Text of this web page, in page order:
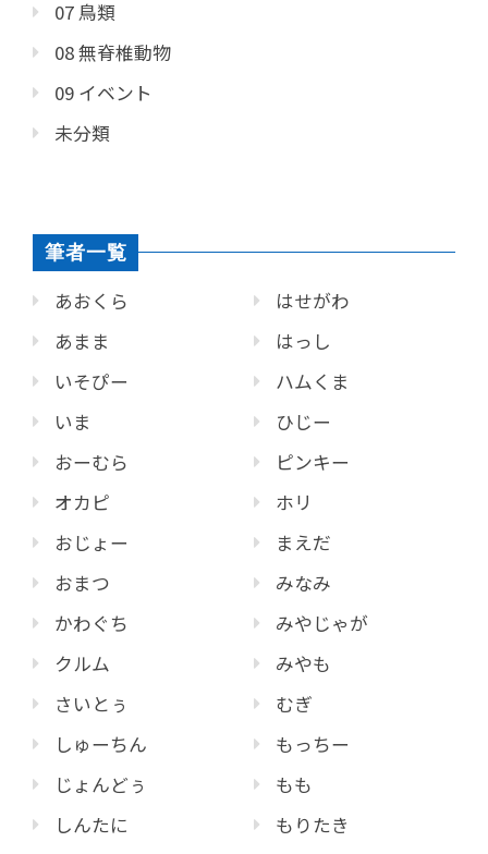
07 鳥類
08 無脊椎動物
09 イベント
未分類
筆者一覧
あおくら
あまま
いそぴー
いま
おーむら
オカピ
おじょー
おまつ
かわぐち
クルム
さいとぅ
しゅーちん
じょんどぅ
しんたに
はせがわ
はっし
ハムくま
ひじー
ピンキー
ホリ
まえだ
みなみ
みやじゃが
みやも
むぎ
もっちー
もも
もりたき